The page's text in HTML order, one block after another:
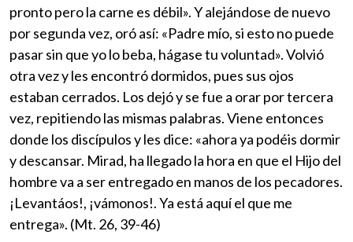
pronto pero la carne es débil». Y alejándose de nuevo
por segunda vez, oró así: «Padre mío, si esto no puede
pasar sin que yo lo beba, hágase tu voluntad». Volvió
otra vez y les encontró dormidos, pues sus ojos
estaban cerrados. Los dejó y se fue a orar por tercera
vez, repitiendo las mismas palabras. Viene entonces
donde los discípulos y les dice: «ahora ya podéis dormir
y descansar. Mirad, ha llegado la hora en que el Hijo del
hombre va a ser entregado en manos de los pecadores.
¡Levantáos!, ¡vámonos!. Ya está aquí el que me
entrega». (Mt. 26, 39-46)